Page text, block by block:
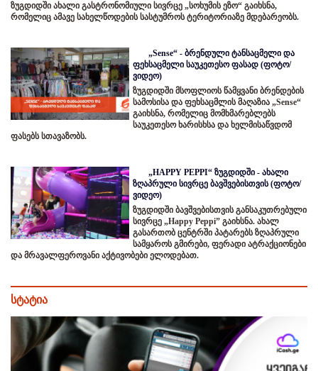
ზუგდიდში ახალი გასტრონომიული სივრცე „სოხუმის ეზო“ გაიხსნა,
რომელიც ამავე სახელწოდების სასტუმროს ტერიტორიაზე მდებარეობს.
„Sense“ - ბრენდული ტანსაცმელი და
ფეხსაცმელი საუკეთესო ფასად (ფოტო/
ვიდეო)
ზუგდიდში მსოფლიოს წამყვანი ბრენდების
სამოსისა და ფეხსაცმლის მაღაზია „Sense“
გაიხსნა, რომელიც მომხმარებლებს
საუკეთესო ხარისხსა და ხელმისაწვდომ
ფასებს სთავაზობს.
„HAPPY PEPPI“ ზუგდიდში - ახალი
ზღაპრული სივრცე ბავშვებისთვის (ფოტო/
ვიდეო)
ზუგდიდში ბავშვებისთვის განსაკუთრებული
სივრცე „Happy Peppi” გაიხსნა. ახალ
გასართობ ცენტრში პატარებს ზღაპრული
სამყაროს გმირები, ფერადი ატრაქციონები
და მრავალფეროვანი აქტივობები ელოდებათ.
სტატია